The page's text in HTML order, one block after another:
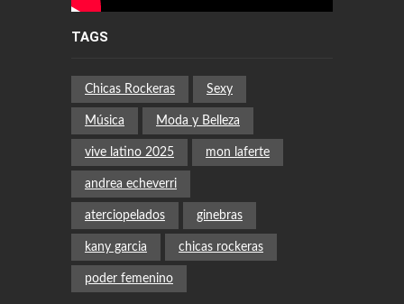
TAGS
Chicas Rockeras Sexy
Música Moda y Belleza
vive latino 2025 mon laferte
andrea echeverri
aterciopelados ginebras
kany garcia chicas rockeras
poder femenino